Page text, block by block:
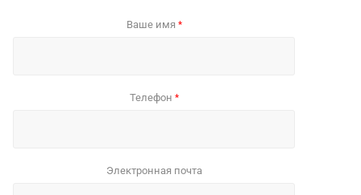
Ваше имя *
Телефон *
Электронная почта